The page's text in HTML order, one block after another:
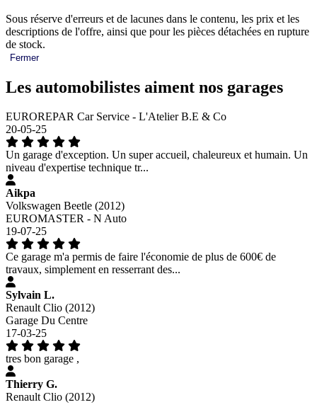
Sous réserve d'erreurs et de lacunes dans le contenu, les prix et les
descriptions de l'offre, ainsi que pour les pièces détachées en rupture
de stock.
Fermer
Les automobilistes aiment nos garages
EUROREPAR Car Service - L'Atelier B.E & Co
20-05-25
Un garage d'exception. Un super accueil, chaleureux et humain. Un
niveau d'expertise technique tr...
Aikpa
Volkswagen Beetle (2012)
EUROMASTER - N Auto
19-07-25
Ce garage m'a permis de faire l'économie de plus de 600€ de
travaux, simplement en resserrant des...
Sylvain L.
Renault Clio (2012)
Garage Du Centre
17-03-25
tres bon garage ,
Thierry G.
Renault Clio (2012)